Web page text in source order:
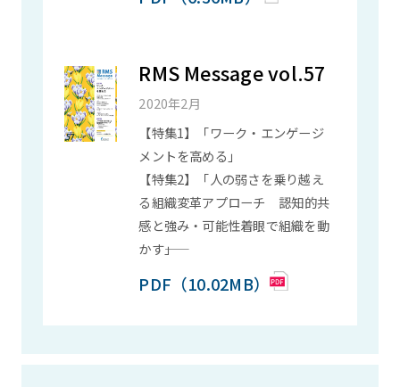
RMS Message vol.57
2020年2月
【特集1】「ワーク・エンゲージ
メントを高める」
【特集2】「人の弱さを乗り越え
る組織変革アプローチ ――認知的共
感と強み・可能性着眼で組織を動
かす――」
PDF（10.02MB）